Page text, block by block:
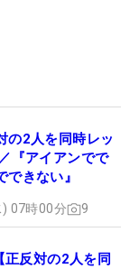
の2人を同時レッ
『アイアンでで
できない』
07時00分 9
正反対の2人を同